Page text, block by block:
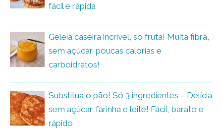
fácil e rápida
Geleia caseira incrível, só fruta! Muita fibra,
sem açúcar, poucas calorias e
carboidratos!
Substitua o pão! Só 3 ingredientes – Delícia
sem açúcar, farinha e leite! Fácil, barato e
rápido